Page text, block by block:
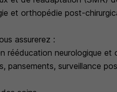
et orthopédie post-
assurerez :
rééducation neurologique et
pansements, surveillance